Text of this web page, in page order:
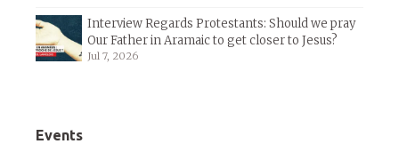
Interview Regards Protestants: Should we pray
Our Father in Aramaic to get closer to Jesus?
Jul 7, 2026
Events